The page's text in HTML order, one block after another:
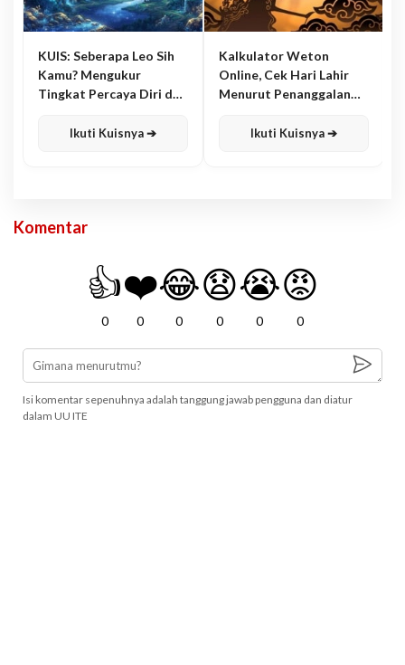
KUIS: Seberapa Leo Sih
Kamu? Mengukur
Tingkat Percaya Diri dan
Ikuti Kuisnya ➔
Kalkulator Weton
Online, Cek Hari Lahir
Menurut Penanggalan
Ikuti Kuisnya ➔
Komentar
👍
0
❤️
0
😂
0
😧
0
😭
0
😡
0
Isi komentar sepenuhnya adalah tanggung jawab pengguna dan diatur
dalam UU ITE